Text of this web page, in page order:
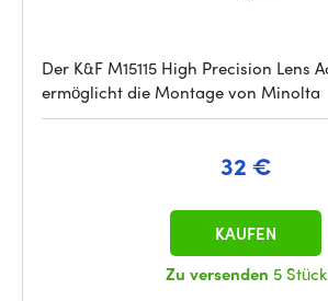
Der K&F M15115 High Precision Lens
ermöglicht die Montage von Minolta
32 €
Zu versenden 5 Stück
KAUFEN